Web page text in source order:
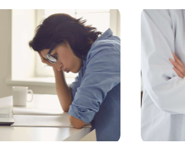
médico na nossa rede de partners em